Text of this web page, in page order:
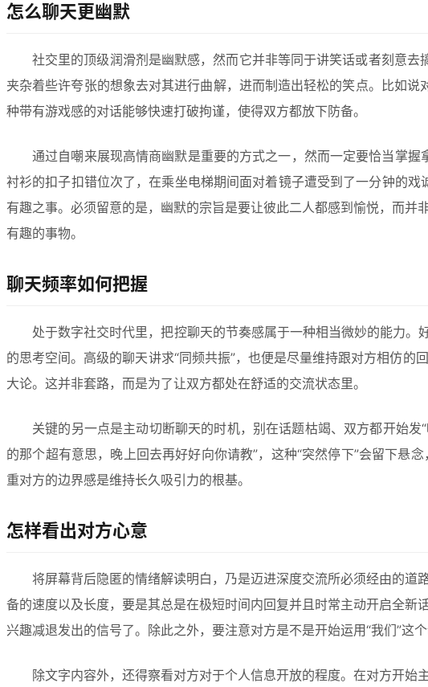
怎么聊天更幽默
社交里的顶级润滑剂是幽默感，然而它并非等同于讲笑话或者刻意去
夹杂着些许夸张的想象去对其进行曲解，进而制造出轻松的笑点。比如
种带有游戏感的对话能够快速打破拘谨，使得双方都放下防备。
通过自嘲来展现高情商幽默是重要的方式之一，然而一定要恰当掌
衬衫的扣子扣错位次了，在乘坐电梯期间面对着镜子遭受到了一分钟的
有趣之事。必须留意的是，幽默的宗旨是要让彼此二人都感到愉悦，而
有趣的事物。
聊天频率如何把握
处于数字社交时代里，把控聊天的节奏感属于一种相当微妙的能力
的思考空间。高级的聊天讲求“同频共振”，也便是尽量维持跟对方相仿
大论。这并非套路，而是为了让双方都处在舒适的交流状态里。
关键的另一点是主动切断聊天的时机，别在话题枯竭、双方都开始
的那个超有意思，晚上回去再好好向你请教”，这种“突然停下”会留下
重对方的边界感是维持长久吸引力的根基。
怎样看出对方心意
将屏幕背后隐匿的情绪解读明白，乃是迈进深度交流所必须经由的
备的速度以及长度，要是其总是在极短时间内回复并且时常主动开启全
兴趣减退发出的信号了。除此之外，要注意对方是不是开始运用“我们”这
除文字内容外，还得察看对方对于个人信息开放的程度。在对方开